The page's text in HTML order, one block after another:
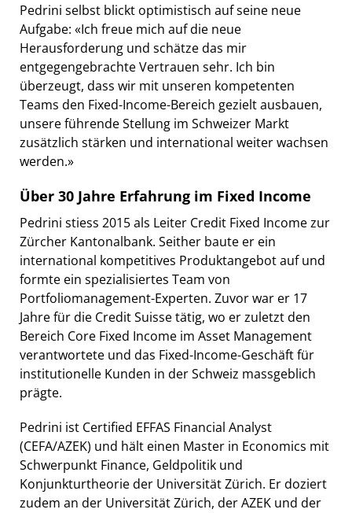
Pedrini selbst blickt optimistisch auf seine neue
Aufgabe: «Ich freue mich auf die neue
Herausforderung und schätze das mir
entgegengebrachte Vertrauen sehr. Ich bin
überzeugt, dass wir mit unseren kompetenten
Teams den Fixed-Income-Bereich gezielt ausbauen,
unsere führende Stellung im Schweizer Markt
zusätzlich stärken und international weiter wachsen
werden.»
Über 30 Jahre Erfahrung im Fixed Income
Pedrini stiess 2015 als Leiter Credit Fixed Income zur
Zürcher Kantonalbank. Seither baute er ein
international kompetitives Produktangebot auf und
formte ein spezialisiertes Team von
Portfoliomanagement-Experten. Zuvor war er 17
Jahre für die Credit Suisse tätig, wo er zuletzt den
Bereich Core Fixed Income im Asset Management
verantwortete und das Fixed-Income-Geschäft für
institutionelle Kunden in der Schweiz massgeblich
prägte.
Pedrini ist Certified EFFAS Financial Analyst
(CEFA/AZEK) und hält einen Master in Economics mit
Schwerpunkt Finance, Geldpolitik und
Konjunkturtheorie der Universität Zürich. Er doziert
zudem an der Universität Zürich, der AZEK und der